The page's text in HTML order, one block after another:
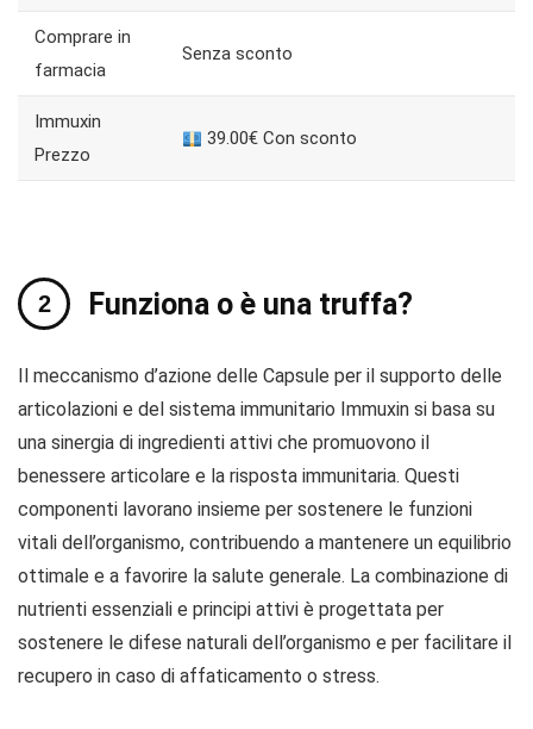
Comprare in
farmacia
Senza sconto
Immuxin
Prezzo
39.00€ Con sconto
Funziona o è una truffa?
Il meccanismo d’azione delle Capsule per il supporto delle
articolazioni e del sistema immunitario Immuxin si basa su
una sinergia di ingredienti attivi che promuovono il
benessere articolare e la risposta immunitaria. Questi
componenti lavorano insieme per sostenere le funzioni
vitali dell’organismo, contribuendo a mantenere un equilibrio
ottimale e a favorire la salute generale. La combinazione di
nutrienti essenziali e principi attivi è progettata per
sostenere le difese naturali dell’organismo e per facilitare il
recupero in caso di affaticamento o stress.